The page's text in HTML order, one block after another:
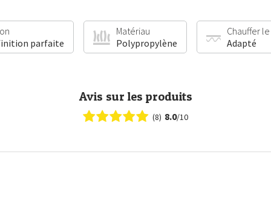
parfaite
Matériau
Polypropylène
Chauffer
Adapté
Avis sur les produits
(8) 8.0/10